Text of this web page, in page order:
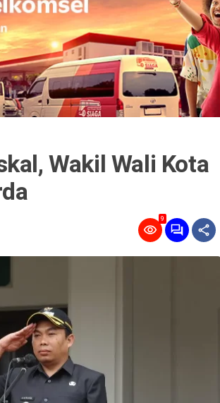
Wakil Wali Kota
9